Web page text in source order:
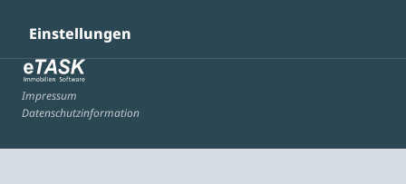
Einstellungen
Impressum
Datenschutzinformation